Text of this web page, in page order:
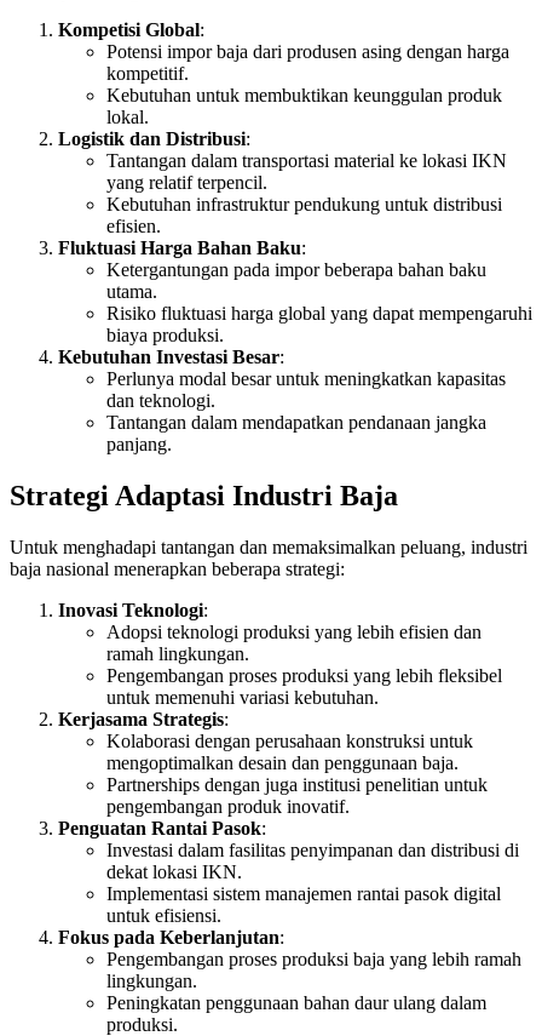
Kompetisi Global:
Potensi impor baja dari produsen asing dengan harga
kompetitif.
Kebutuhan untuk membuktikan keunggulan produk
lokal.
Logistik dan Distribusi:
Tantangan dalam transportasi material ke lokasi IKN
yang relatif terpencil.
Kebutuhan infrastruktur pendukung untuk distribusi
efisien.
Fluktuasi Harga Bahan Baku:
Ketergantungan pada impor beberapa bahan baku
utama.
Risiko fluktuasi harga global yang dapat mempengaruhi
biaya produksi.
Kebutuhan Investasi Besar:
Perlunya modal besar untuk meningkatkan kapasitas
dan teknologi.
Tantangan dalam mendapatkan pendanaan jangka
panjang.
Strategi Adaptasi Industri Baja
Untuk menghadapi tantangan dan memaksimalkan peluang, industri
baja nasional menerapkan beberapa strategi:
Inovasi Teknologi:
Adopsi teknologi produksi yang lebih efisien dan
ramah lingkungan.
Pengembangan proses produksi yang lebih fleksibel
untuk memenuhi variasi kebutuhan.
Kerjasama Strategis:
Kolaborasi dengan perusahaan konstruksi untuk
mengoptimalkan desain dan penggunaan baja.
Partnerships dengan juga institusi penelitian untuk
pengembangan produk inovatif.
Penguatan Rantai Pasok:
Investasi dalam fasilitas penyimpanan dan distribusi di
dekat lokasi IKN.
Implementasi sistem manajemen rantai pasok digital
untuk efisiensi.
Fokus pada Keberlanjutan:
Pengembangan proses produksi baja yang lebih ramah
lingkungan.
Peningkatan penggunaan bahan daur ulang dalam
produksi.